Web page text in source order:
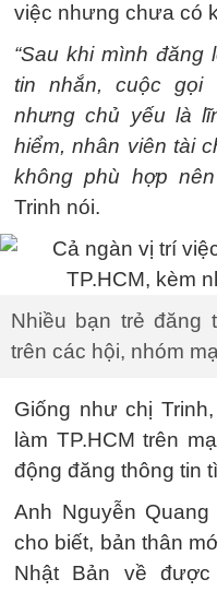
việc nhưng chưa có
“Sau khi mình
tin nhắn, cuộc gọi
nhưng chủ yếu là
hiểm, nhân viên tài
không phù hợp
Trinh nói.
Nhiều bạn trẻ đăng
trên các hội, nhóm
Giống như chị
làm TP.HCM trên
động đăng thông tin
Anh Nguyễn
cho biết, bản thân
Nhật Bản về